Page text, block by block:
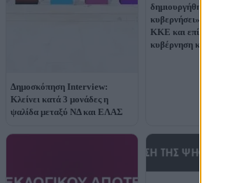
Δημοσκόπηση Interview:
Κλείνει κατά 3 μονάδες η
ψαλίδα μεταξύ ΝΔ και ΕΛΑΣ
δημιουργήθηκε για να
κυβερνήσει» – Αιχμές κατά
ΚΚΕ και επίθεση σε
κυβέρνηση και ΔΕΗ